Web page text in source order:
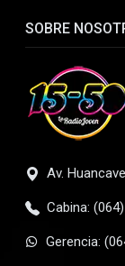
SOBRE
Av.
Cabina:
Gerencia: